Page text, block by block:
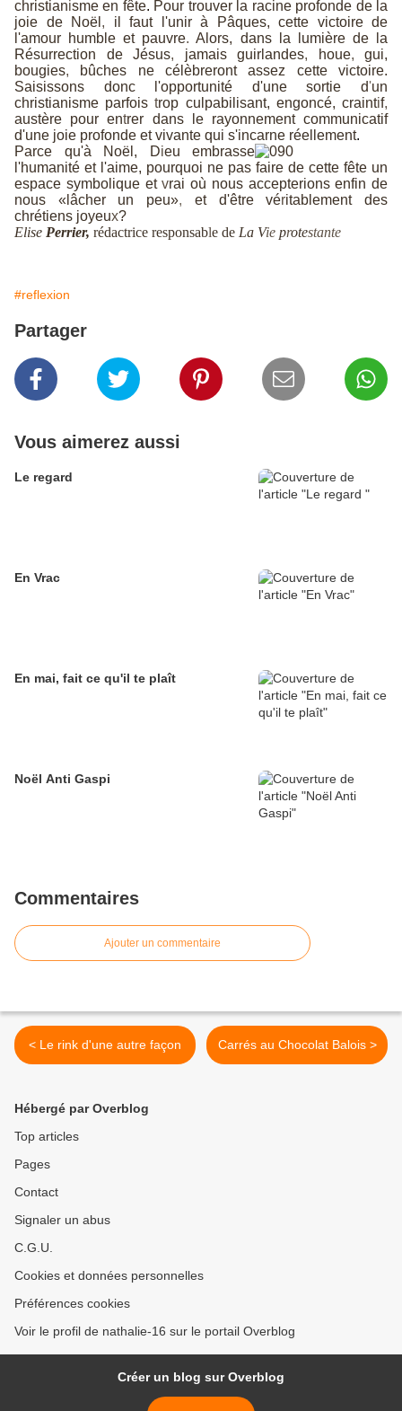
christianisme en fête. Pour trouver la racine profonde de la
joie de Noël ,
il faut l'unir à Pâques, cette victoire de
l'amour humble et pauvre. Alors, dans la lumière de la
Résurrection de Jésus, jamais guirlandes, houe,
gui,
bougies,
bûches ne célèbreront assez cette victoire.
Saisissons donc l'opportunité d'une sortie d'un
christianisme parfois trop culpabilisant, engoncé, craintif,
austère pour entrer dans le rayonnement communicatif
d'une joie profonde et vivante qui s'incarne réellement.
Parce qu'à Noël, Dieu embrasse
l'humanité et l'aime, pourquoi ne pas faire de cette fête un
espace symbolique et vrai où nous accepterions enfin de
nous «lâcher un peu», et d'être véritablement des
chrétiens joyeux?
Elise Perrier, rédactrice responsable de La Vie protestante
#reflexion
Partager
Vous aimerez aussi
Le regard
En Vrac
En mai, fait ce qu'il te plaît
Noël Anti Gaspi
Commentaires
Ajouter un commentaire
< Le rink d'une autre façon Carrés au Chocolat Balois >
Hébergé par Overblog
Top articles
Pages
Contact
Signaler un abus
C.G.U.
Cookies et données personnelles
Préférences cookies
Voir le profil de nathalie-16 sur le portail Overblog
Créer un blog sur Overblog